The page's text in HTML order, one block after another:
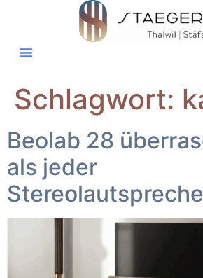
Schlagwort:
Beolab 28
als jeder